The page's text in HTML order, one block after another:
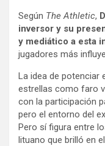
Según The Athletic,
inversor y su
y mediático a esta
jugadores más
La idea de potenciar
estrellas como faro
con la participación
pero el entorno del
Pero sí figura entre
lituano que brilló en